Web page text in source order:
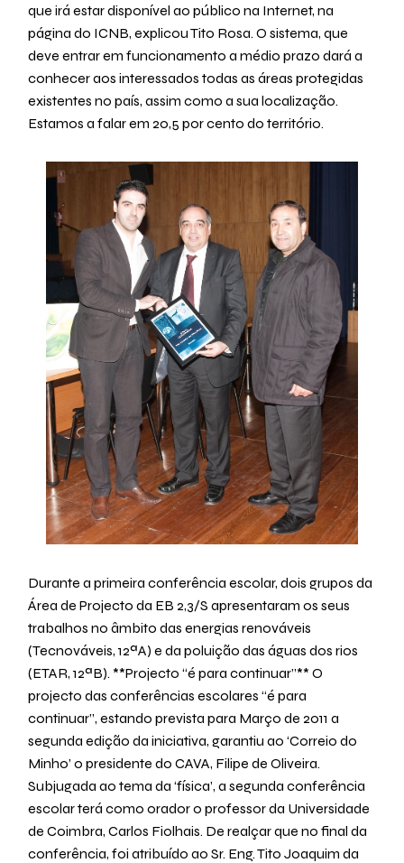
que irá estar disponível ao público na Internet, na
página do ICNB, explicou Tito Rosa. O sistema, que
deve entrar em funcionamento a médio prazo dará a
conhecer aos interessados todas as áreas protegidas
existentes no país, assim como a sua localização.
Estamos a falar em 20,5 por cento do território.
Durante a primeira conferência escolar, dois grupos da
Área de Projecto da EB 2,3/S apresentaram os seus
trabalhos no âmbito das energias renováveis
(Tecnováveis, 12ªA) e da poluição das águas dos rios
(ETAR, 12ªB). **Projecto “é para continuar”** O
projecto das conferências escolares “é para
continuar”, estando prevista para Março de 2011 a
segunda edição da iniciativa, garantiu ao ‘Correio do
Minho’ o presidente do CAVA, Filipe de Oliveira.
Subjugada ao tema da ‘física’, a segunda conferência
escolar terá como orador o professor da Universidade
de Coimbra, Carlos Fiolhais. De realçar que no final da
conferência, foi atribuído ao Sr. Eng. Tito Joaquim da